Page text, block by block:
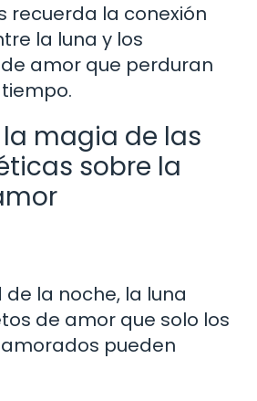
recuerda la conexión
la luna y los
amor que perduran
magia de las
sobre la
de la noche, la luna
de amor que solo los
pueden